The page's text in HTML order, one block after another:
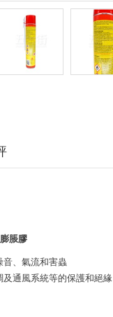
脹膠
音、氣流和害蟲
通風系統等的保護和絕緣